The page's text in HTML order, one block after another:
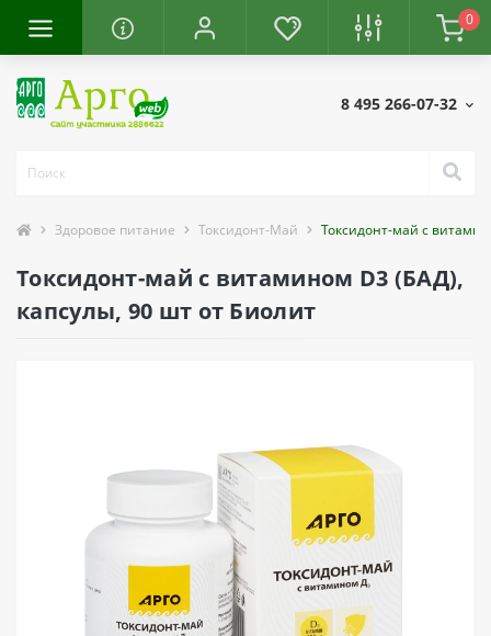
0
8 495 266-07-32
Здоровое питание Токсидонт-Май Токсидонт-май с
Токсидонт-май с витамином D3 (БАД),
капсулы, 90 шт от Биолит